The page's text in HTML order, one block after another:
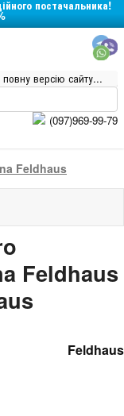
постачальника!
повну версію сайту...
(097)969-99-79
Feldhaus
Feldhaus
Feldhaus